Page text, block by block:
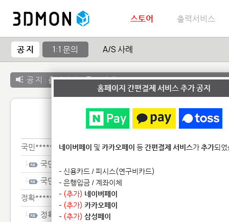
스토어 출력서비스
공 지 1:1 문의 A/S 사례
공 지 : 출력서비스 종료 안내
1:1 문
국민********************
국민********************
국민********************
정확*************
정확*************
홈페이지 간편결제 서비스 추가 공지
네이버페이 및 카카오페이 등간편결제 서비스가추가되
- 신용카드 / 피시스(연구비카드)
- 은행입금 / 계좌이체
- (추가) 네이버페이
- (추가) 카카오페이
- (추가) 삼성페이